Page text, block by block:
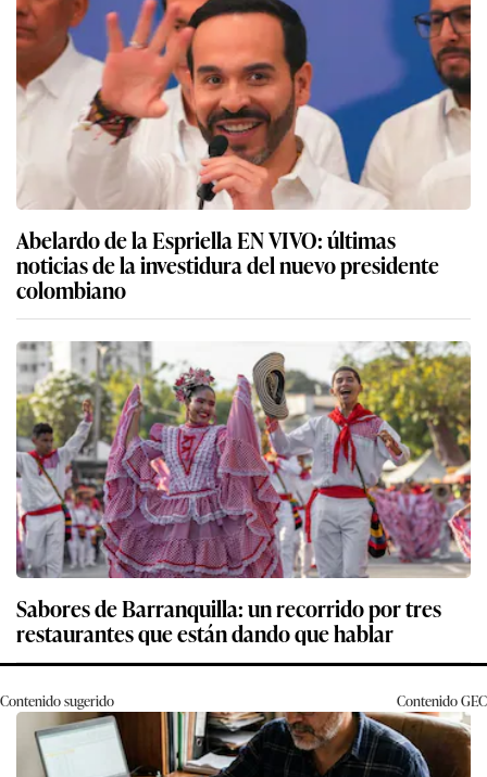
Abelardo de la Espriella EN VIVO: últimas
noticias de la investidura del nuevo presidente
colombiano
Sabores de Barranquilla: un recorrido por tres
restaurantes que están dando que hablar
Contenido sugerido ContenidoGEC